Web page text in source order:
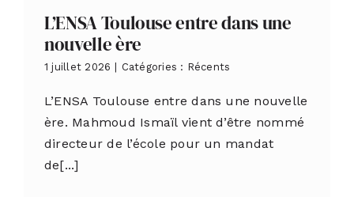
L’ENSA Toulouse entre dans une
nouvelle ère
1 juillet 2026 Catégories : Récents
L’ENSA Toulouse entre dans une nouvelle
ère. Mahmoud Ismaïl vient d’être nommé
directeur de l’école pour un mandat
de[...]